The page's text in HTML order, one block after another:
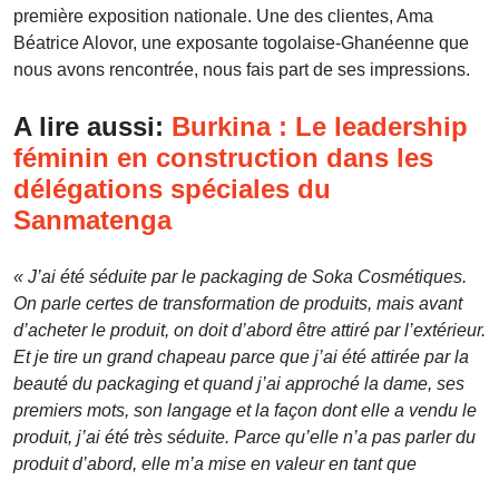
première exposition nationale. Une des clientes, Ama
Béatrice Alovor, une exposante togolaise-Ghanéenne que
nous avons rencontrée, nous fais part de ses impressions.
A lire aussi: Burkina : Le leadership
féminin en construction dans les
délégations spéciales du
Sanmatenga
« J’ai été séduite par le packaging de Soka Cosmétiques.
On parle certes de transformation de produits, mais avant
d’acheter le produit, on doit d’abord être attiré par l’extérieur.
Et je tire un grand chapeau parce que j’ai été attirée par la
beauté du packaging et quand j’ai approché la dame, ses
premiers mots, son langage et la façon dont elle a vendu le
produit, j’ai été très séduite. Parce qu’elle n’a pas parler du
produit d’abord, elle m’a mise en valeur en tant que